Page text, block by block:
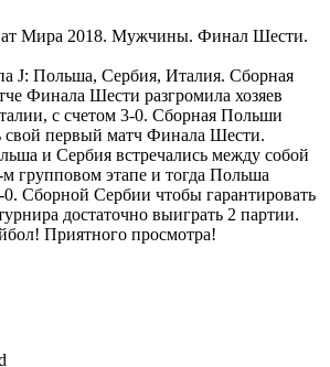
Мира 2018. Мужчины. Финал Шести.
J: Польша, Сербия, Италия. Сборная
Финала Шести разгромила хозяев
с счетом 3-0. Сборная Польши
свой первый матч Финала Шести.
и Сербия встречались между собой
групповом этапе и тогда Польша
0. Сборной Сербии чтобы гарантировать
достаточно выиграть 2 партии.
Приятного просмотра!